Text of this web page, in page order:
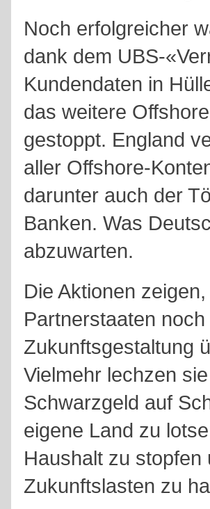
Noch erfolgreicher
dank dem UBS-
Kundendaten in
das weitere
gestoppt. England
aller Offshore-
darunter auch der
Banken. Was
abzuwarten.
Die Aktionen
Partnerstaaten
Zukunftsgestaltung
Vielmehr lechzen
Schwarzgeld auf
eigene Land zu
Haushalt zu stopfen
Zukunftslasten zu